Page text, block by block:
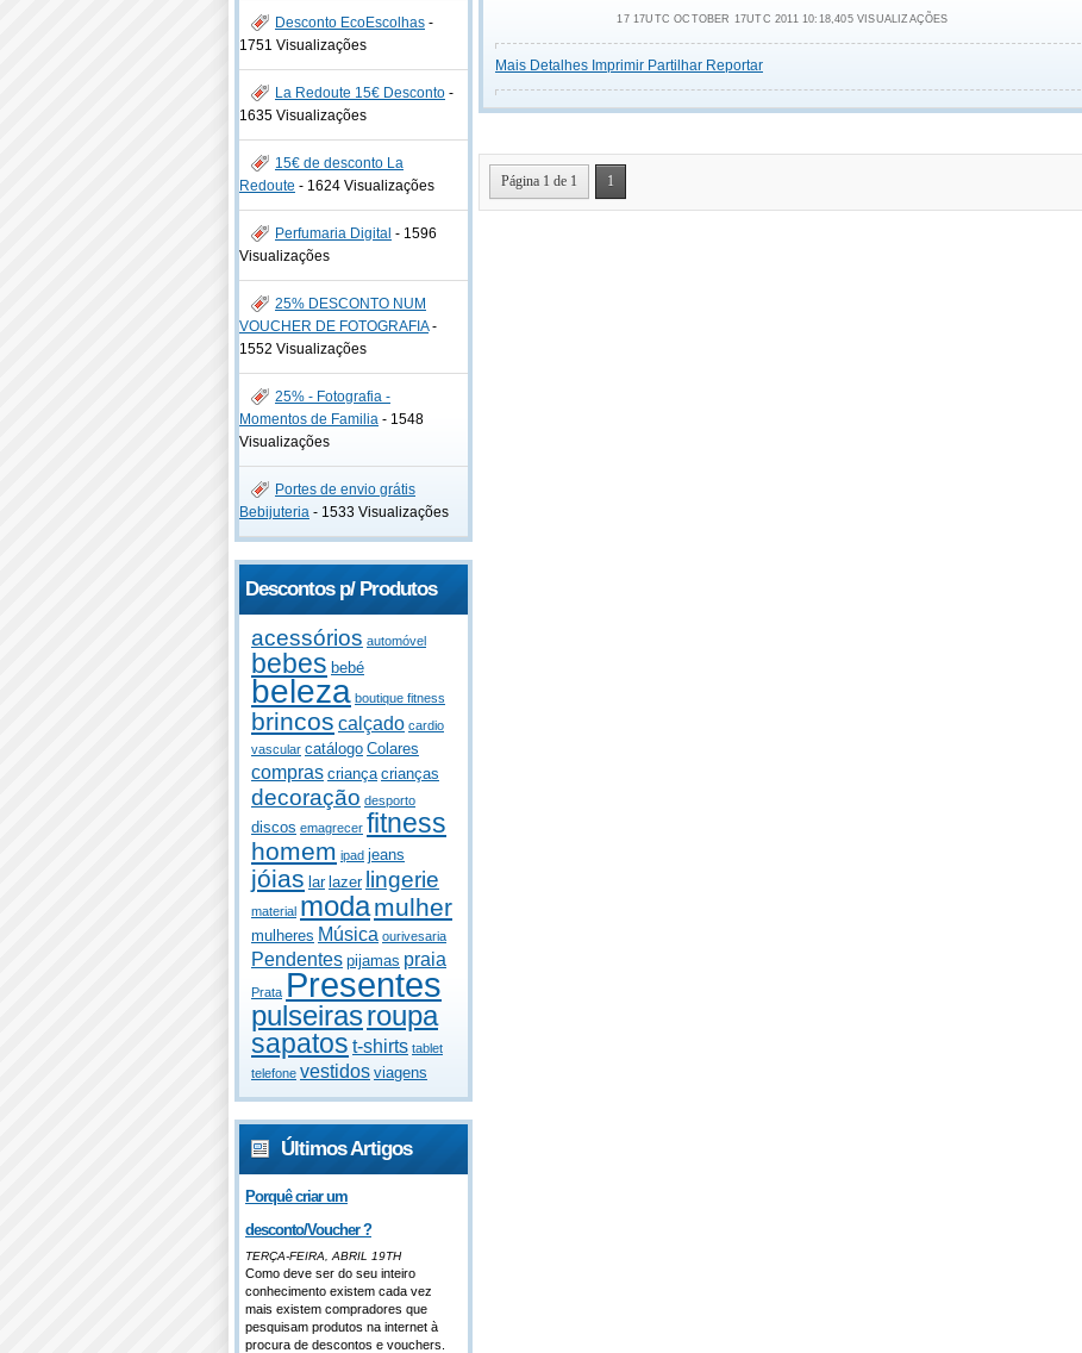
Desconto EcoEscolhas -
1751 Visualizações
La Redoute 15€ Desconto -
1635 Visualizações
15€ de desconto La
Redoute - 1624 Visualizações
Perfumaria Digital - 1596
Visualizações
25% DESCONTO NUM
VOUCHER DE FOTOGRAFIA-
1552 Visualizações
25% - Fotografia -
Momentos de Familia - 1548
Visualizações
Portes de envio grátis
Bebijuteria - 1533 Visualizações
Descontos p/ Produtos
acessórios automóvel
bebes bebé
beleza boutique fitness
brincos calçado cardio
vascular catálogo Colares
compras criança crianças
decoração desporto
discos emagrecer fitness
homem ipad jeans
jóias lar lazer lingerie
material modamulher
mulheres Música ourivesaria
Pendentes pijamas praia
Prata Presentes
pulseirasroupa
sapatos t-shirts tablet
telefone vestidos viagens
Últimos Artigos
Porquê criar um
desconto/Voucher ?
TERÇA-FEIRA, ABRIL 19TH
Como deve ser do seu inteiro
conhecimento existem cada vez
mais existem compradores que
pesquisam produtos na internet à
procura de descontos e vouchers.
17 17UTC OCTOBER 17UTC 2011 10:18,405 VISUALIZAÇÕES
Mais Detalhes Imprimir Partilhar Reportar
Página 1 de 1 1